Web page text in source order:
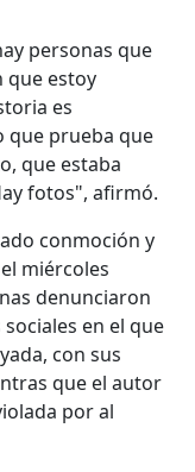
personas que
que estoy
es
que prueba que
que estaba
fotos", afirmó.
conmoción y
miércoles
denunciaron
en el que
con sus
que el autor
por al